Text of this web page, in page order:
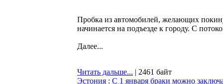
Пробка из автомобилей, желающих
начинается на подъезде к городу. С
Далее...
Читать дальше... | 2461 байт
Эстония : С 1 января браки можно